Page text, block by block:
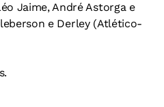
Jaime, André Astorga e
e Derley (Atlético-